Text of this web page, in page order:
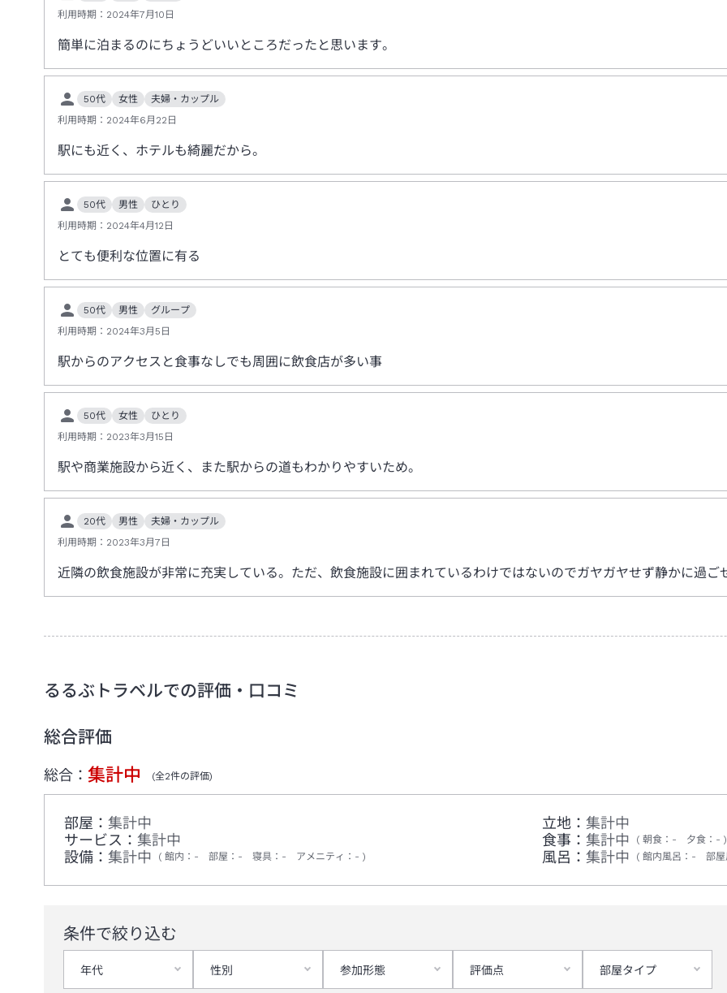
利用時期： 2024年7月10日
簡単に泊まるのにちょうどいいところだったと思います。
50代 女性
夫婦・カップル
利用時期： 2024年6月22日
駅にも近く、ホテルも綺麗だから。
50代 男性
ひとり
利用時期： 2024年4月12日
とても便利な位置に有る
50代 男性
グループ
利用時期： 2024年3月5日
駅からのアクセスと食事なしでも周囲に飲食店が多い事
50代 女性
ひとり
利用時期： 2023年3月15日
駅や商業施設から近く、また駅からの道もわかりやすいため。
20代 男性
夫婦・カップル
利用時期： 2023年3月7日
近隣の飲食施設が非常に充実している。ただ、飲食施設に囲まれているわけではないのでガヤガヤせず静かに過ご
るるぶトラベルでの評価・口コミ
総合評価
総合： 集計中 (全2件の評価)
部屋： 集計中 立地： 集計中
サービス： 集計中 食事： 集計中 朝食 ： - 夕食 ： -
設備： 集計中 館内 ： - 部屋 ： - 寝具 ： - アメニティ ： - 風呂： 集計中 館内風呂 ： - 部
条件で絞り込む
年代 性別 参加形態 評価点 部屋タイプ